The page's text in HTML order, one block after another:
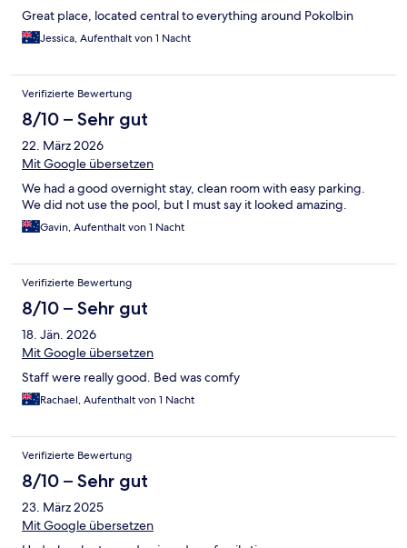
Great place, located central to everything around Pokolbin
Jessica, Aufenthalt von 1 Nacht
Verifizierte Bewertung
8/10 – Sehr gut
22. März 2026
Mit Google übersetzen
We had a good overnight stay, clean room with easy parking.
We did not use the pool, but I must say it looked amazing.
Gavin, Aufenthalt von 1 Nacht
Verifizierte Bewertung
8/10 – Sehr gut
18. Jän. 2026
Mit Google übersetzen
Staff were really good. Bed was comfy
Rachael, Aufenthalt von 1 Nacht
Verifizierte Bewertung
8/10 – Sehr gut
23. März 2025
Mit Google übersetzen